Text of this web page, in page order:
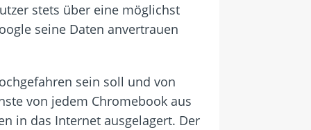
stets über eine möglichst
seine Daten anvertrauen
sein soll und von
von jedem Chromebook aus
in das Internet ausgelagert. Der